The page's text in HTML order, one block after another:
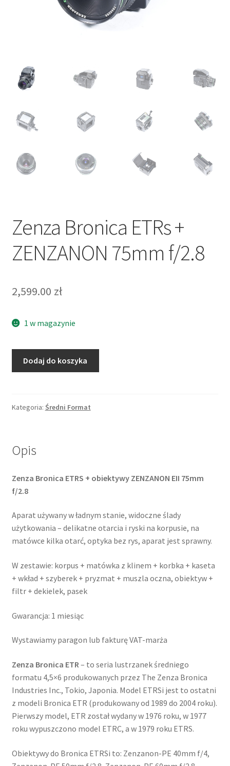
Zenza Bronica ETRs +
ZENZANON 75mm f/2.8
2,599.00 zł
1 w magazynie
+
f/2.8
Dodaj do koszyka
Kategoria: Średni Format
Opis
Zenza Bronica ETRS + obiektywy ZENZANON EII 75mm
f/2.8
Aparat używany w ładnym stanie, widoczne ślady
użytkowania – delikatne otarcia i ryski na korpusie, na
matówce kilka otarć, optyka bez rys, aparat jest sprawny.
W zestawie: korpus + matówka z klinem + korbka + kaseta
+ wkład + szyberek + pryzmat + muszla oczna, obiektyw +
filtr + dekielek, pasek
Gwarancja: 1 miesiąc
Wystawiamy paragon lub fakturę VAT-marża
Zenza Bronica ETR – to seria lustrzanek średniego
formatu 4,5×6 produkowanych przez The Zenza Bronica
Industries Inc., Tokio, Japonia. Model ETRSi jest to ostatni
z modeli Bronica ETR (produkowany od 1989 do 2004 roku).
Pierwszy model, ETR został wydany w 1976 roku, w 1977
roku wypuszczono model ETRC, a w 1979 roku ETRS.
Obiektywy do Bronica ETRSi to: Zenzanon-PE 40mm f/4,